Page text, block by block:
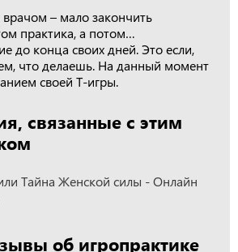
врачом – мало закончить
практика, а потом…
до конца своих дней. Это если,
что делаешь. На данный момент
своей Т-игры.
связанные с этим
Тайна Женской силы - Онлайн
об игропрактике